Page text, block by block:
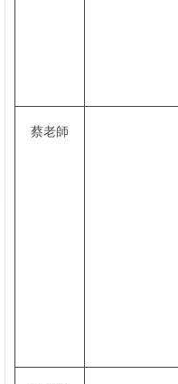
蔡老師